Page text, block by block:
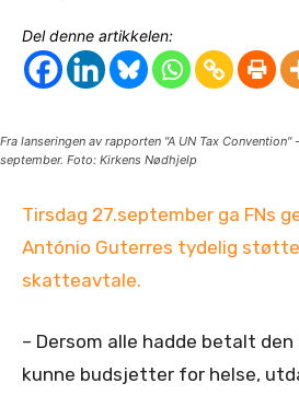
Del denne artikkelen:
Fra lanseringen av rapporten "A UN Tax
september. Foto: Kirkens Nødhjelp
Tirsdag 27.september ga FNs
António Guterres tydelig
skatteavtale.
– Dersom alle hadde betalt
kunne budsjetter for helse,